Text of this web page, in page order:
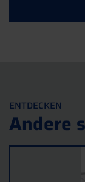
ENTDECKEN
Andere